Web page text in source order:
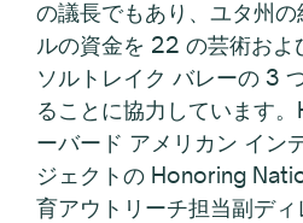
の議長でもあり、ユタ州
ルの資金を 22 の芸術およ
ソルトレイク バレーの 3
ることに協力しています
ーバード アメリカン イン
ジェクトの Honoring
育アウトリーチ担当副デ